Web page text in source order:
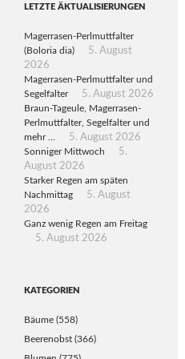
LETZTE ÄKTUALISIERUNGEN
Magerrasen-Perlmuttfalter
(Boloria dia)
5. August
2026
Magerrasen-Perlmuttfalter und
Segelfalter
5. August 2026
Braun-Tageule, Magerrasen-
Perlmuttfalter, Segelfalter und
mehr …
5. August 2026
Sonniger Mittwoch
5.
August 2026
Starker Regen am späten
Nachmittag
5. August
2026
Ganz wenig Regen am Freitag
5. August 2026
KATEGORIEN
Bäume (558)
Beerenobst (366)